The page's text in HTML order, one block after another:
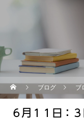
ブログ ブ
６月１１日：